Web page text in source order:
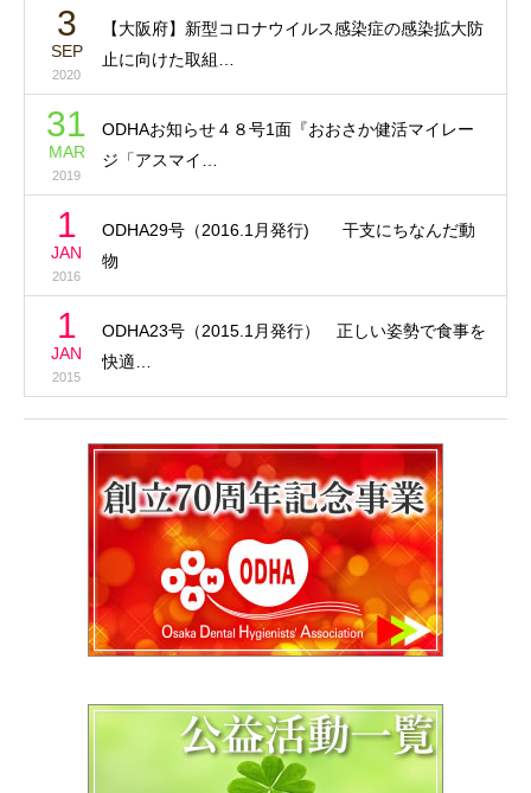
3
SEP
2020
【大阪府】新型コロナウイルス感染症の感染拡大防
止に向けた取組…
31
MAR
2019
ODHAお知らせ４８号1面『おおさか健活マイレー
ジ「アスマイ…
1
JAN
2016
ODHA29号（2016.1月発行) 干支にちなんだ動
物
1
JAN
2015
ODHA23号（2015.1月発行） 正しい姿勢で食事を
快適…